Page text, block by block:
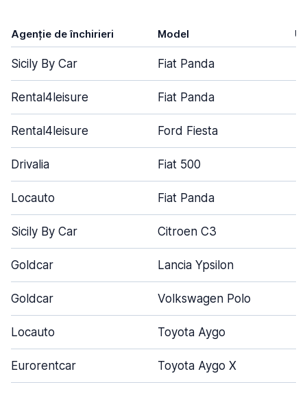
Agenție de închirieri Model
Sicily By Car Fiat Panda
Rental4leisure Fiat Panda
Rental4leisure Ford Fiesta
Drivalia Fiat 500
Locauto Fiat Panda
Sicily By Car Citroen C3
Goldcar Lancia Ypsilon
Goldcar Volkswagen Polo
Locauto Toyota Aygo
Eurorentcar Toyota Aygo X